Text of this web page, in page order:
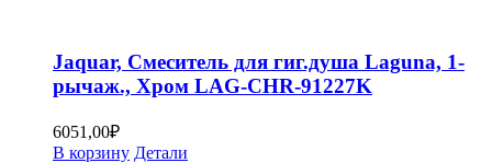
Jaquar, Смеситель для гиг.душа Laguna, 1-
рычаж., Хром LAG-CHR-91227K
6051,00₽
В корзину Детали